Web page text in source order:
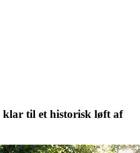
til et historisk løft af